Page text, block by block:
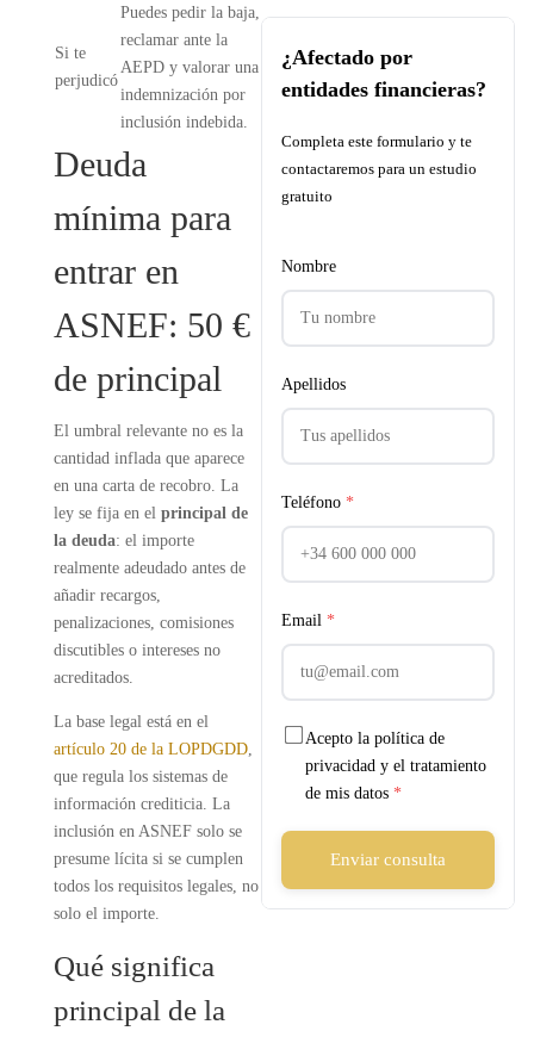
Si te
perjudicó
Puedes pedir la baja,
reclamar ante la
AEPD y valorar una
indemnización por
inclusión indebida.
Deuda
mínima para
entrar en
ASNEF: 50 €
de principal
El umbral relevante no es la
cantidad inflada que aparece
en una carta de recobro. La
ley se fija en el principal de
la deuda: el importe
realmente adeudado antes de
añadir recargos,
penalizaciones, comisiones
discutibles o intereses no
acreditados.
La base legal está en el
artículo 20 de la LOPDGDD,
que regula los sistemas de
información crediticia. La
inclusión en ASNEF solo se
presume lícita si se cumplen
todos los requisitos legales, no
solo el importe.
Qué significa
principal de la
¿Afectado por
entidades financieras?
Completa este formulario y te
contactaremos para un estudio
gratuito
Nombre
Apellidos
Teléfono *
Email *
Acepto la política de
privacidad y el tratamiento
de mis datos *
Enviar consulta